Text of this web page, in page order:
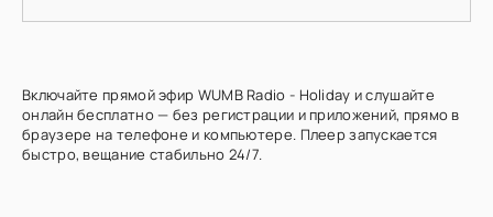
Включайте прямой эфир WUMB Radio - Holiday и слушайте
онлайн бесплатно — без регистрации и приложений, прямо в
браузере на телефоне и компьютере. Плеер запускается
быстро, вещание стабильно 24/7.